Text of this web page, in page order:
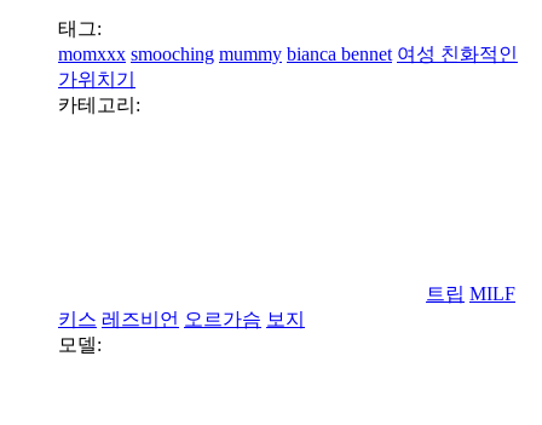
태그:
momxxx smooching mummy bianca bennet 여성 친화적인
가위치기
카테고리:
트립 MILF
키스 레즈비언 오르가슴 보지
모델: